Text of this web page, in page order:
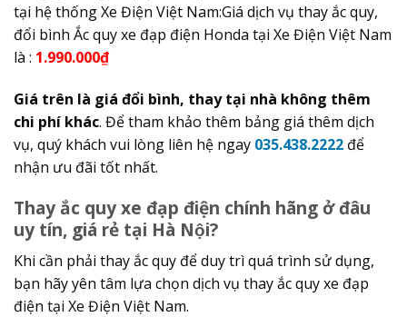
tại hệ thống Xe Điện Việt Nam:Giá dịch vụ thay ắc quy,
đổi bình Ắc quy xe đạp điện Honda tại Xe Điện Việt Nam
là : 1.990.000₫
Giá trên là giá đổi bình, thay tại nhà không thêm
chi phí khác. Để tham khảo thêm bảng giá thêm dịch
vụ, quý khách vui lòng liên hệ ngay 035.438.2222 để
nhận ưu đãi tốt nhất.
Thay ắc quy xe đạp điện chính hãng ở đâu
uy tín, giá rẻ tại Hà Nội?
Khi cần phải thay ắc quy để duy trì quá trình sử dụng,
bạn hãy yên tâm lựa chọn dịch vụ thay ắc quy xe đạp
điện tại Xe Điện Việt Nam.